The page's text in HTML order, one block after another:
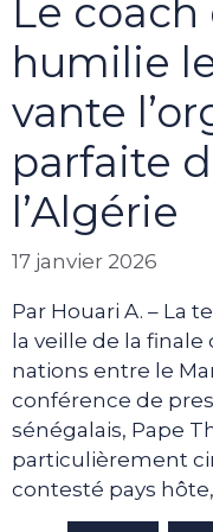
Le coach
humilie
vante
parfaite
l’Algérie
17 janvier 2026
Par Houari A. – La
la veille de la finale
nations entre le
conférence de
sénégalais, Pape
particulièrement
contesté pays